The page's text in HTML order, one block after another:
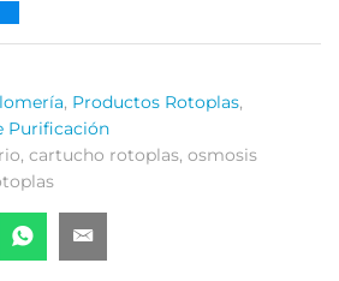
, Productos Rotoplas,
Purificación
, cartucho rotoplas, osmosis